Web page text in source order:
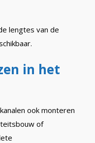
lengtes van de
in het
ook monteren
of